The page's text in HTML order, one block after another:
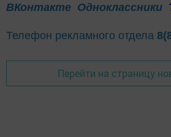
ВКонтакте Одноклассники
Телефон рекламного отдела
Перейти на страницу